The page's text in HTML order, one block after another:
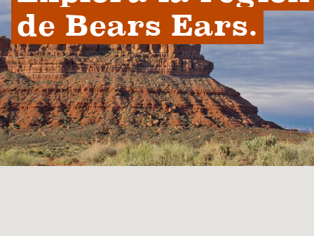
de Bears Ears.